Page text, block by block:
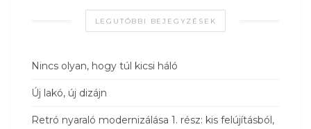
LEGUTÓBBI BEJEGYZÉSEK
Nincs olyan, hogy túl kicsi háló
Új lakó, új dizájn
Retró nyaraló modernizálása 1. rész: kis felújításból,